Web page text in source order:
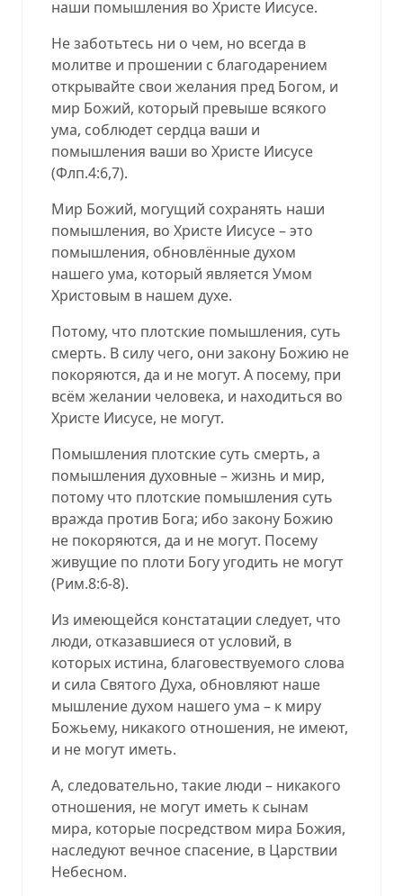
наши помышления во Христе Иисусе.
Не заботьтесь ни о чем, но всегда в
молитве и прошении с благодарением
открывайте свои желания пред Богом, и
мир Божий, который превыше всякого
ума, соблюдет сердца ваши и
помышления ваши во Христе Иисусе
(Флп.4:6,7).
Мир Божий, могущий сохранять наши
помышления, во Христе Иисусе – это
помышления, обновлённые духом
нашего ума, который является Умом
Христовым в нашем духе.
Потому, что плотские помышления, суть
смерть. В силу чего, они закону Божию не
покоряются, да и не могут. А посему, при
всём желании человека, и находиться во
Христе Иисусе, не могут.
Помышления плотские суть смерть, а
помышления духовные – жизнь и мир,
потому что плотские помышления суть
вражда против Бога; ибо закону Божию
не покоряются, да и не могут. Посему
живущие по плоти Богу угодить не могут
(Рим.8:6-8).
Из имеющейся констатации следует, что
люди, отказавшиеся от условий, в
которых истина, благовествуемого слова
и сила Святого Духа, обновляют наше
мышление духом нашего ума – к миру
Божьему, никакого отношения, не имеют,
и не могут иметь.
А, следовательно, такие люди – никакого
отношения, не могут иметь к сынам
мира, которые посредством мира Божия,
наследуют вечное спасение, в Царствии
Небесном.